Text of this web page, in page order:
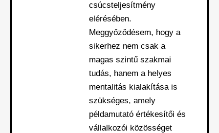
csúcsteljesítmény
elérésében.
Meggyőződésem, hogy a
sikerhez nem csak a
magas szintű szakmai
tudás, hanem a helyes
mentalitás kialakítása is
szükséges, amely
példamutató értékesítői és
vállalkozói közösséget